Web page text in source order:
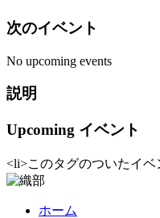
次のイベント
No upcoming events
説明
Upcoming イベント
<li>このタグのついたイ
ホーム